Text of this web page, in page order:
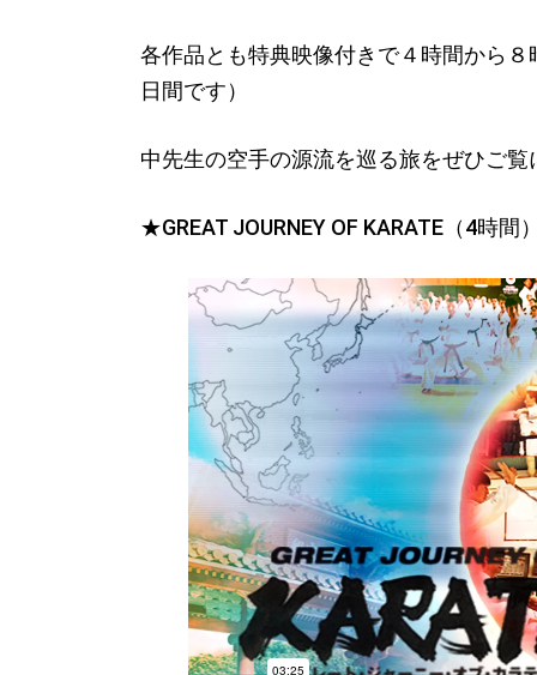
各作品とも特典映像付きで４時間から
日間です）
中先生の空手の源流を巡る旅をぜひご
★GREAT JOURNEY OF KARATE（4時間